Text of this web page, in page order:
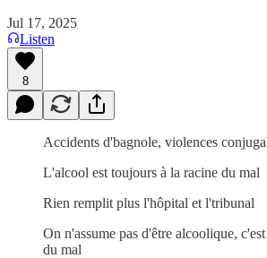
Jul 17, 2025
Listen
8
Accidents d'bagnole, violences
L'alcool est toujours à la racine du mal
Rien remplit plus l'hôpital et l'tribunal
On n'assume pas d'être alcoolique,
du mal